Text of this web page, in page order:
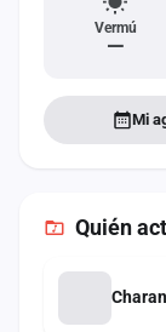
Vermú
—
Mi
Quién